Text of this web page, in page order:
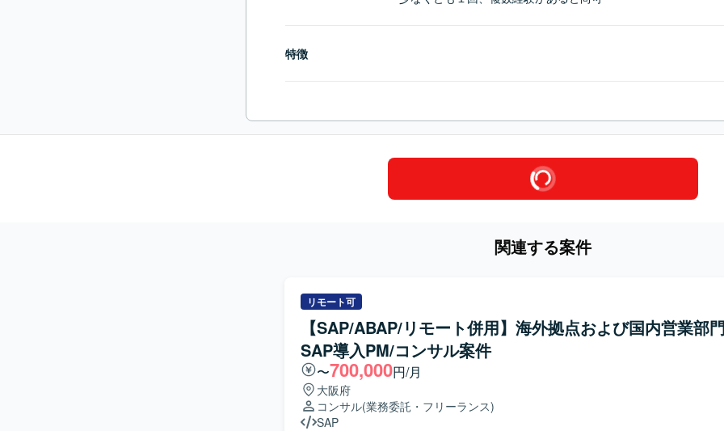
特徴
関連する案件
リモート可
【SAP/ABAP/リモート併用】海外拠点および国内営業部
SAP導入PM/コンサル案件
〜700,000円/月
大阪府
コンサル(業務委託・フリーランス)
SAP